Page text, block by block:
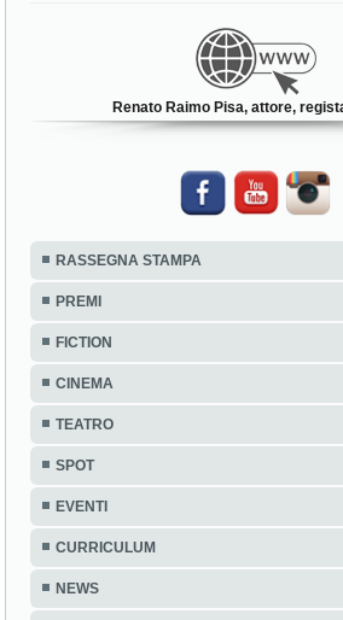
Renato Raimo Pisa, attore,
RASSEGNA STAMPA
PREMI
FICTION
CINEMA
TEATRO
SPOT
EVENTI
CURRICULUM
NEWS